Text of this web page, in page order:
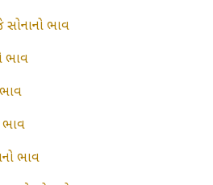
ભાવ
ભાવ
ભાવ
ભાવ